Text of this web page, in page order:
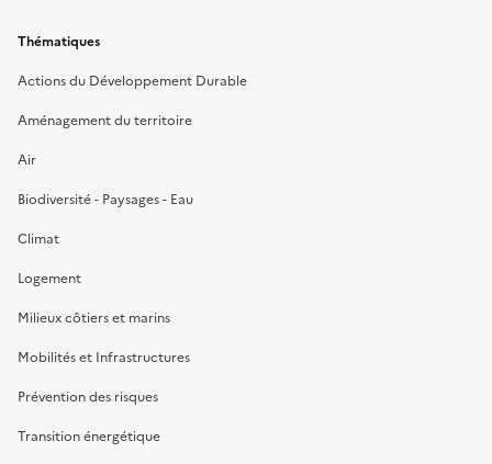
Thématiques
Actions du Développement Durable
Aménagement du territoire
Air
Biodiversité - Paysages - Eau
Climat
Logement
Milieux côtiers et marins
Mobilités et Infrastructures
Prévention des risques
Transition énergétique